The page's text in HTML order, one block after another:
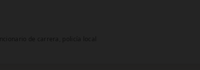
de carrera